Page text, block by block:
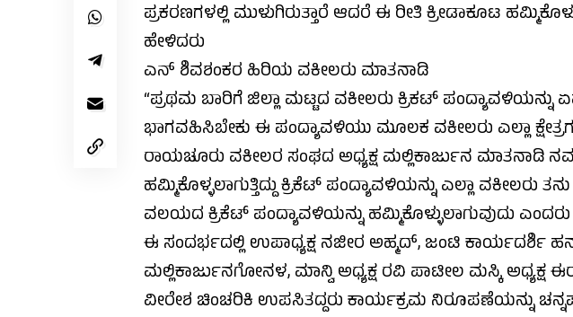
ಪ್ರಕರಣಗಳಲ್ಲಿ ಮುಳುಗಿರುತ್ತಾರೆ ಆದರೆ ಈ ರೀತಿ ಕ್ರೀಡಾಕೂಟ
ಹೇಳಿದರು
ಎನ್ ಶಿವಶಂಕರ ಹಿರಿಯ ವಕೀಲರು ಮಾತನಾಡಿ
“ಪ್ರಥಮ ಬಾರಿಗೆ ಜಿಲ್ಲಾ ಮಟ್ಟದ ವಕೀಲರು ಕ್ರಿಕಟ್ ಪಂದ್ಯಾವಳಿಯನ್ನು
ಭಾಗವಹಿಸಿಬೇಕು ಈ ಪಂದ್ಯಾವಳಿಯು ಮೂಲಕ ವಕೀಲರು ಎಲ್ಲಾ
ರಾಯಚೂರು ವಕೀಲರ ಸಂಘದ ಅಧ್ಯಕ್ಷ ಮಲ್ಲಿಕಾರ್ಜುನ ಮಾತನಾಡಿ
ಹಮ್ಮಿಕೊಳ್ಳಲಾಗುತ್ತಿದ್ದು ಕ್ರಿಕೆಟ್ ಪಂದ್ಯಾವಳಿಯನ್ನು ಎಲ್ಲಾ
ವಲಯದ ಕ್ರಿಕೆಟ್ ಪಂದ್ಯಾವಳಿಯನ್ನು ಹಮ್ಮಿಕೊಳ್ಳುಲಾಗುವುದು
ಈ ಸಂದರ್ಭದಲ್ಲಿ ಉಪಾಧ್ಯಕ್ಷ ನಜೀರ ಅಹ್ಮದ್, ಜಂಟಿ ಕಾರ್ಯದರ್ಶಿ
ಮಲ್ಲಿಕಾರ್ಜುನಗೋನಳ, ಮಾನ್ವಿ ಅಧ್ಯಕ್ಷ ರವಿ ಪಾಟೀಲ ಮಸ್ಕಿ
ವೀರೇಶ ಚಿಂಚರಿಕಿ ಉಪಸಿತದ್ದರು ಕಾರ್ಯಕ್ರಮ ನಿರೂಪಣೆಯನ್ನು